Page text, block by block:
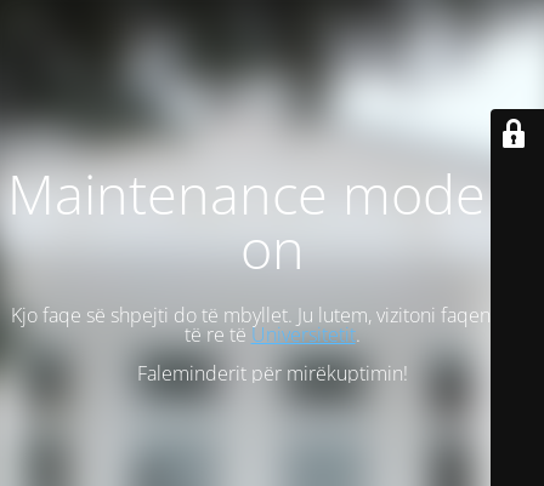
Maintenance mode is
on
Kjo faqe së shpejti do të mbyllet. Ju lutem, vizitoni faqen tonë
të re të Universitetit.
Faleminderit për mirëkuptimin!